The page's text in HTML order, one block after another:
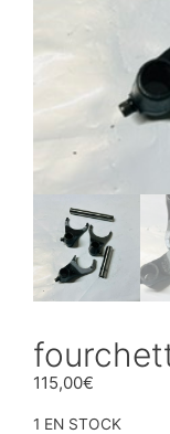
115,00€
1 EN STOCK